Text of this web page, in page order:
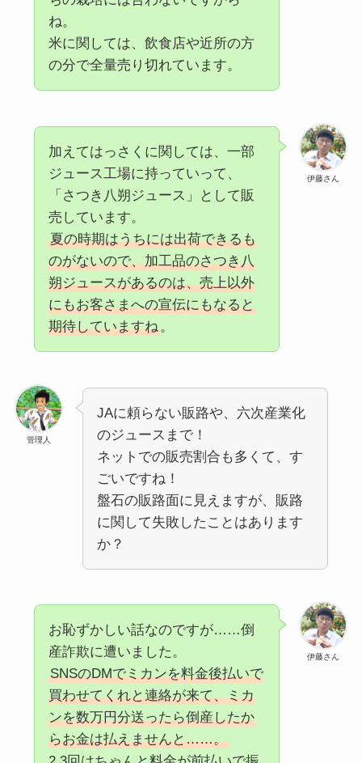
ね。
米に関しては、飲食店や近所の方
の分で全量売り切れています。
伊藤さん
加えてはっさくに関しては、一部
ジュース工場に持っていって、
「さつき八朔ジュース」として販
売しています。
夏の時期はうちには出荷できるも
のがないので、加工品のさつき八
朔ジュースがあるのは、売上以外
にもお客さまへの宣伝にもなると
期待していますね。
管理人
JAに頼らない販路や、六次産業化
のジュースまで！
ネットでの販売割合も多くて、す
ごいですね！
盤石の販路面に見えますが、販路
に関して失敗したことはあります
か？
伊藤さん
お恥ずかしい話なのですが……倒
産詐欺に遭いました。
SNSのDMでミカンを料金後払いで
買わせてくれと連絡が来て、ミカ
ンを数万円分送ったら倒産したか
らお金は払えませんと……。